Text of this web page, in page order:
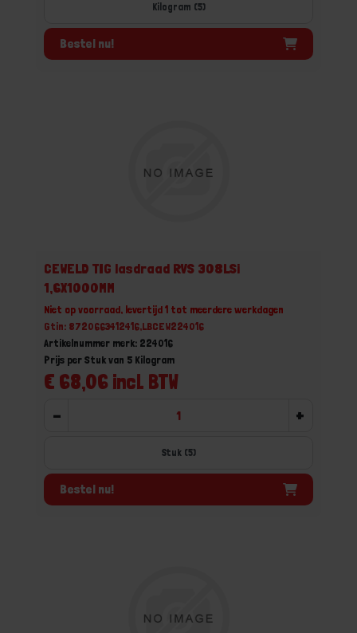
Kilogram (5)
Bestel nu!
CEWELD TIG lasdraad RVS 308LSi
1,6X1000MM
Niet op voorraad, levertijd 1 tot meerdere werkdagen
Gtin: 8720663412416,LBCEW224016
Artikelnummer merk: 224016
€ 68,06 incl. BTW
Prijs per Stuk van 5 Kilogram
- +
Stuk (5)
Bestel nu!